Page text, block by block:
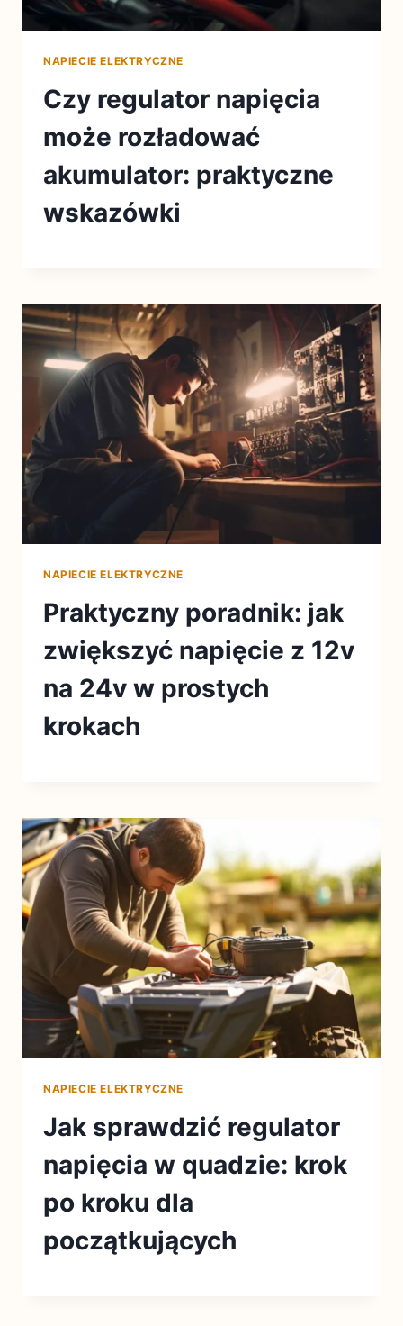
NAPIECIE ELEKTRYCZNE
Czy regulator napięcia
może rozładować
akumulator: praktyczne
wskazówki
NAPIECIE ELEKTRYCZNE
Praktyczny poradnik: jak
zwiększyć napięcie z 12v
na 24v w prostych
krokach
NAPIECIE ELEKTRYCZNE
Jak sprawdzić regulator
napięcia w quadzie: krok
po kroku dla
początkujących